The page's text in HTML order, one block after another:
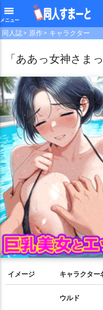
menu
同人誌 原作 キャラクター
「ああっ女神さま
イメージ キャラクター
ウルド